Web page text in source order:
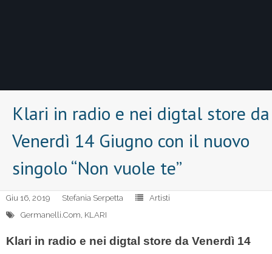
Klari in radio e nei digtal store da
Venerdì 14 Giugno con il nuovo
singolo “Non vuole te”
Giu 16, 2019 Stefania Serpetta
Artisti
Germanelli.Com, KLARI
Klari in radio e nei digtal store da Venerdì 14